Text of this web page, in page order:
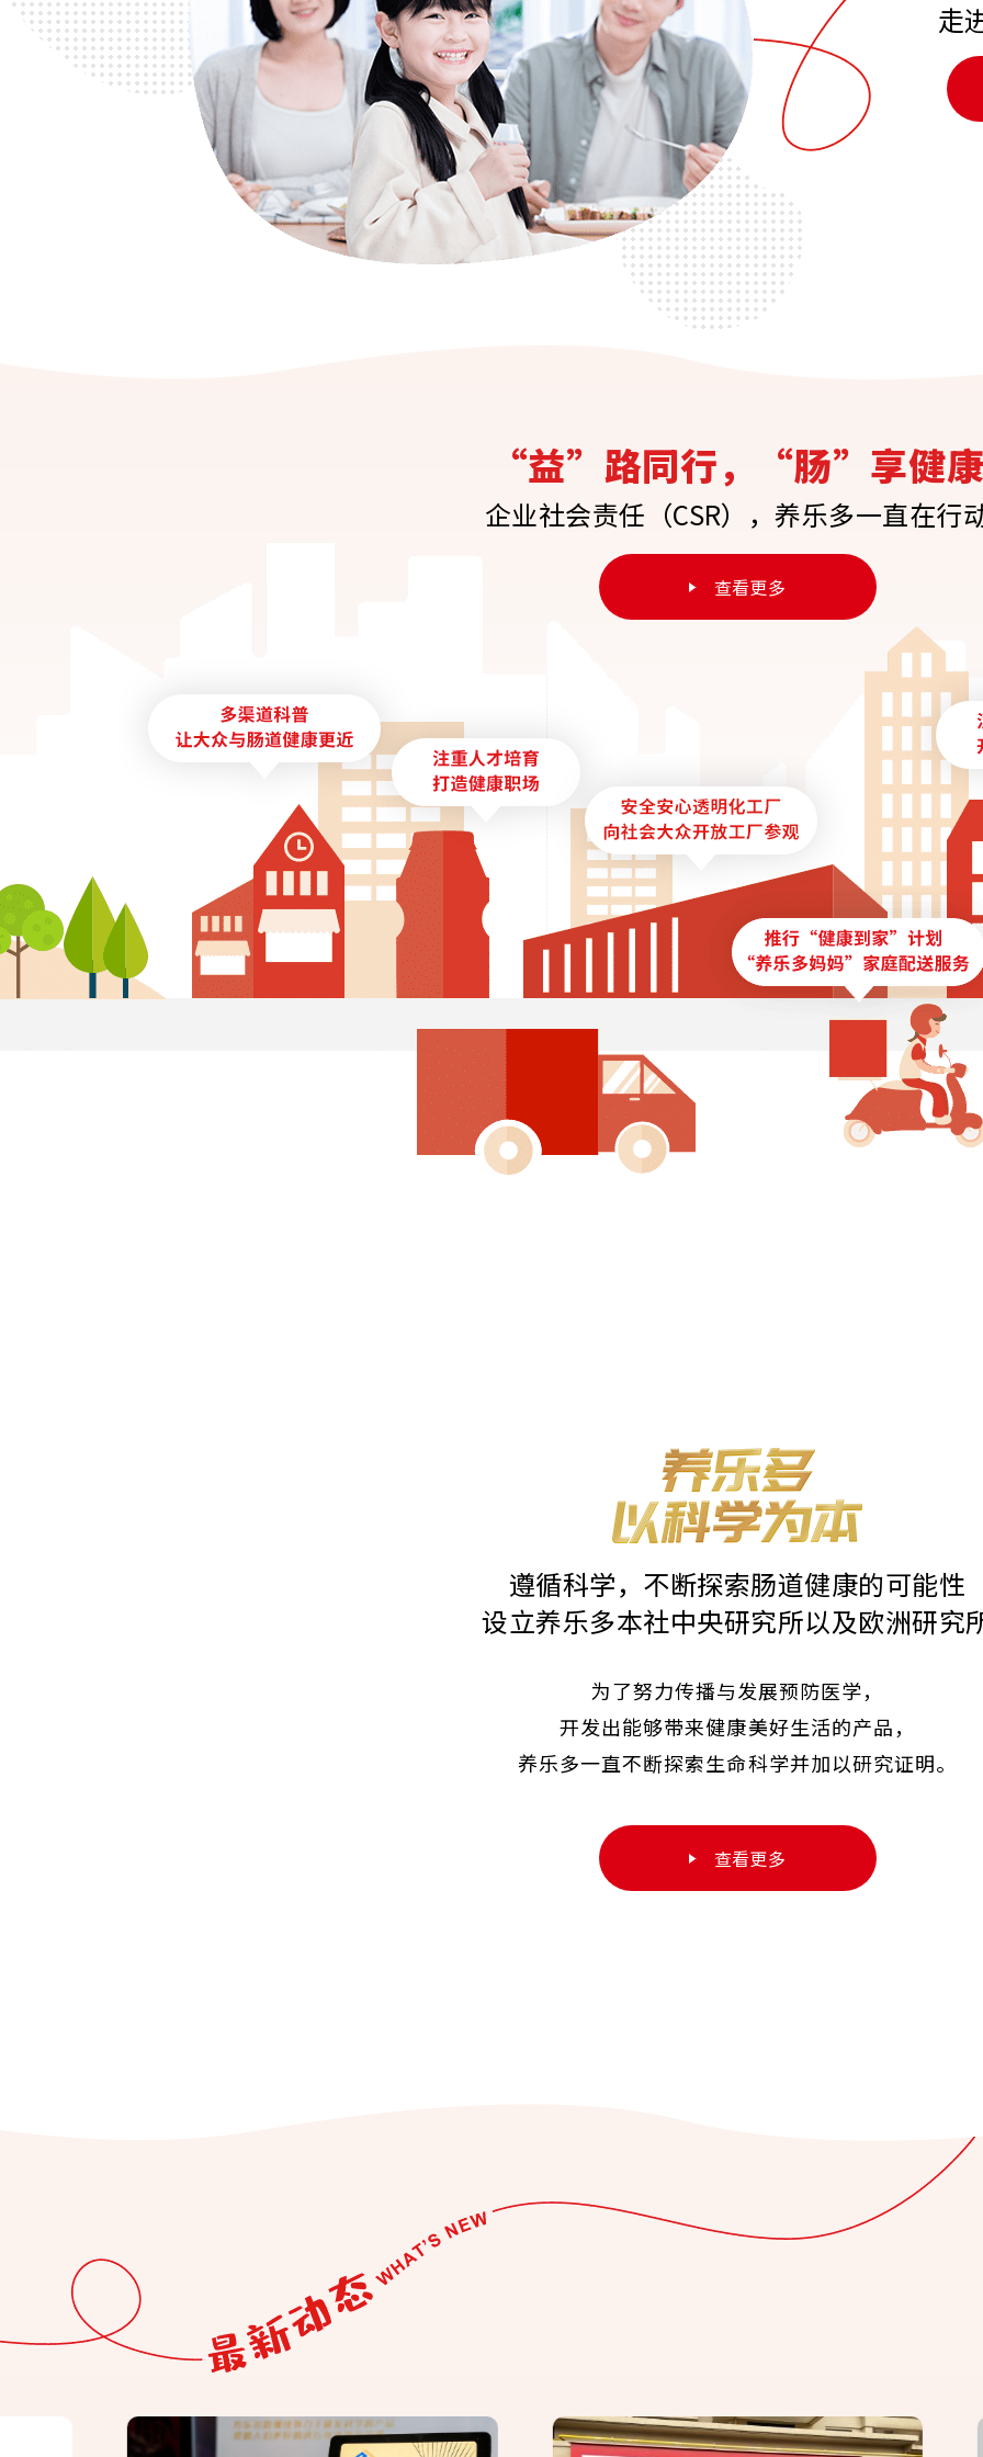
走
“益”路同行，“肠”享健
企业社会责任（CSR），养乐多一直在行
查看更多
遵循科学，不断探索肠道健康的可能性
设立养乐多本社中央研究所以及欧洲研究
为了努力传播与发展预防医学，
开发出能够带来健康美好生活的产品，
养乐多一直不断探索生命科学并加以研究证明。
查看更多